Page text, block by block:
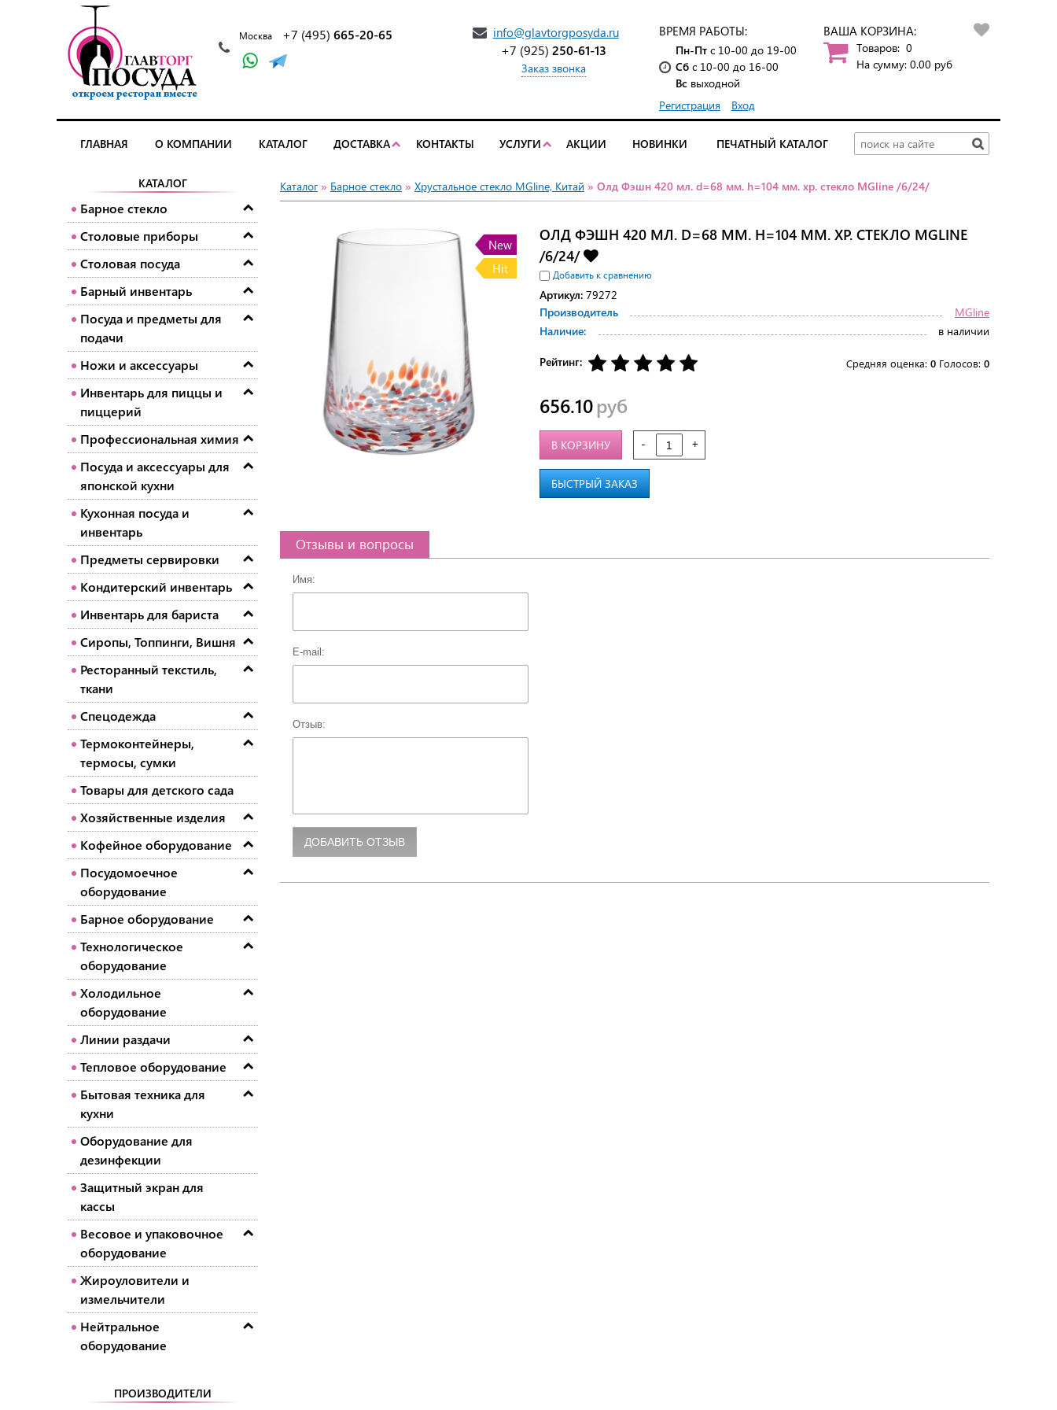
Москва +7 (495) 665-20-65 info@glavtorgposyda.ru
+7 (925)250-61-13
Заказ звонка
ВРЕМЯ РАБОТЫ:
Пн-Птс 10-00 до 19-00
Сбс 10-00 до 16-00
Вс выходной
Регистрация
Вход
ВАША КОРЗИНА:
Товаров: 0
На сумму: 0.00 руб
ГЛАВНАЯ О КОМПАНИИ КАТАЛОГ ДОСТАВКА КОНТАКТЫ УСЛУГИ АКЦИИ НОВИНКИ ПЕЧАТНЫЙ КАТАЛОГ
КАТАЛОГ
Барное стекло
Столовые приборы
Столовая посуда
Барный инвентарь
Посуда и предметы для
подачи
Ножи и аксессуары
Инвентарь для пиццы и
пиццерий
Профессиональная химия
Посуда и аксессуары для
японской кухни
Кухонная посуда и
инвентарь
Предметы сервировки
Кондитерский инвентарь
Инвентарь для бариста
Сиропы, Топпинги, Вишня
Ресторанный текстиль,
ткани
Спецодежда
Термоконтейнеры,
термосы, сумки
Товары для детского сада
Хозяйственные изделия
Кофейное оборудование
Посудомоечное
оборудование
Барное оборудование
Технологическое
оборудование
Холодильное
оборудование
Линии раздачи
Тепловое оборудование
Бытовая техника для
кухни
Оборудование для
дезинфекции
Защитный экран для
кассы
Весовое и упаковочное
оборудование
Жироуловители и
измельчители
Нейтральное
оборудование
ПРОИЗВОДИТЕЛИ
Каталог » Барное стекло » Хрустальное стекло MGline, Китай » Олд Фэшн 420 мл. d=68 мм. h=104 мм. хр. стекло MGline /6/24/
New
Hit
ОЛД ФЭШН 420 МЛ. D=68 ММ. H=104 ММ. ХР. СТЕКЛО MGLINE
/6/24/
Добавить к сравнению
Артикул:79272
Производитель
MGline
Наличие:
в наличии
Рейтинг: Средняя оценка: 0 Голосов: 0
656.10руб
- +
В КОРЗИНУ
БЫСТРЫЙ ЗАКАЗ
Отзывы и вопросы
Имя:
E-mail:
Отзыв: